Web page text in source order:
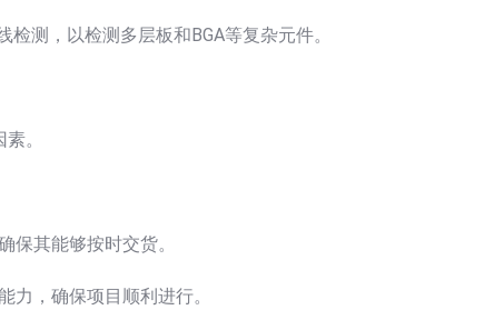
测，以检测多层板和BGA等复杂元件。
。
保其能够按时交货。
力，确保项目顺利进行。